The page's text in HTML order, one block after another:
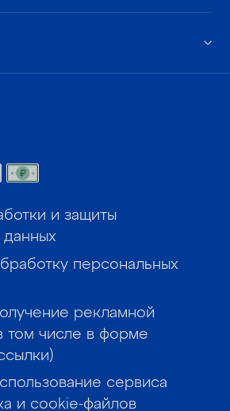
и защиты
персональных
рекламной
том числе в форме
сервиса
и cookie-файлов